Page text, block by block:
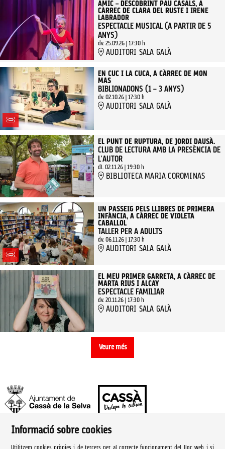
AMIC – DESCOBRINT PAU CASALS, A
CÀRREC DE CLARA DEL RUSTE I IRENE
LABRADOR
ESPECTACLE MUSICAL (A PARTIR DE 5
ANYS)
dv. 25.09.26| 17:30 h
AUDITORI SALA GALÀ
EN CUC I LA CUCA, A CÀRREC DE MON
MAS
BIBLIONADONS (1 – 3 ANYS)
dv. 02.10.26| 17:30 h
AUDITORI SALA GALÀ
EL PUNT DE RUPTURA, DE JORDI DAUSÀ.
CLUB DE LECTURA AMB LA PRESÈNCIA DE
L'AUTOR
dl. 02.11.26| 19:30 h
BIBLIOTECA MARIA COROMINAS
UN PASSEIG PELS LLIBRES DE PRIMERA
INFÀNCIA, A CÀRREC DE VIOLETA
CABALLOL
TALLER PER A ADULTS
dv. 06.11.26| 17:30 h
AUDITORI SALA GALÀ
EL MEU PRIMER GARRETA, A CÀRREC DE
MARTA RIUS I ALCAY
ESPECTACLE FAMILIAR
dv. 20.11.26| 17:30 h
AUDITORI SALA GALÀ
Veure més
Ajuntament de Cassà de la Selva | Àrea de cultura
Informació sobre cookies